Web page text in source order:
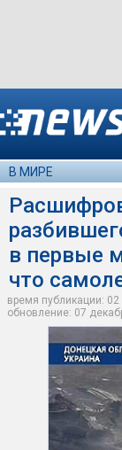
В МИРЕ
в первые
что
время публикации:
обновление: 07